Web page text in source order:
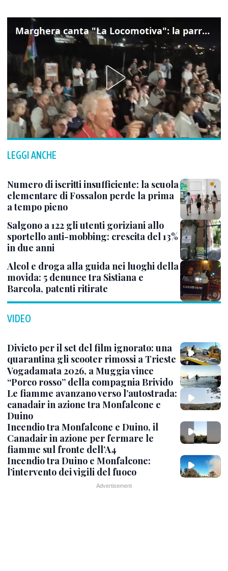
Marghera canta "La Locomotiva": la parrocchia della Cita ricorda Guccini
LEGGI ANCHE
Numero di iscritti insufficiente: la scuola
elementare di Fossalon perde la prima
a tempo pieno
Salgono a 122 gli utenti goriziani allo
sportello anti-mobbing: crescita del 13%
in due anni
Alcol e droga alla guida nei luoghi della
movida: 5 denunce tra Sistiana e
Barcola, patenti ritirate
VIDEO
Divieto per il set del film ignorato: una
quarantina gli scooter rimossi a Trieste
Vogadamata 2026, a Muggia vince
“Porco rosso” della compagnia Brivido
Le fiamme avanzano verso l’autostrada:
canadair in azione tra Monfalcone e
Duino
Incendio tra Monfalcone e Duino, il
Canadair in azione per fermare le
fiamme sul fronte dell’A4
Incendio tra Duino e Monfalcone:
l’intervento dei vigili del fuoco